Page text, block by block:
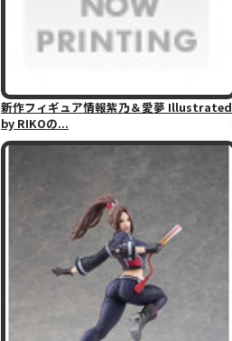
新作フィギュア情報紫乃＆愛夢 Illustrated
by RIKOの...